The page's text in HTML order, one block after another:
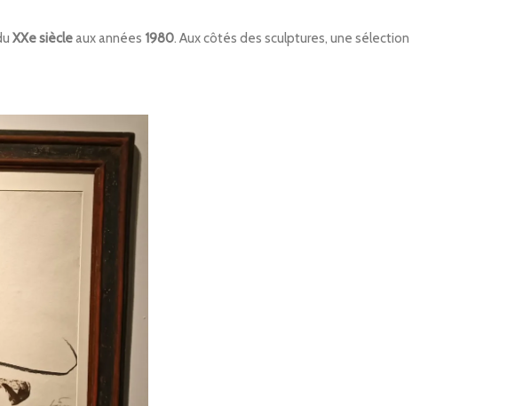
XXe siècleaux années 1980. Aux côtés des sculptures, une sélection